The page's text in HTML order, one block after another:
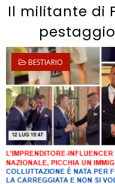
Il militante di
BESTIARIO